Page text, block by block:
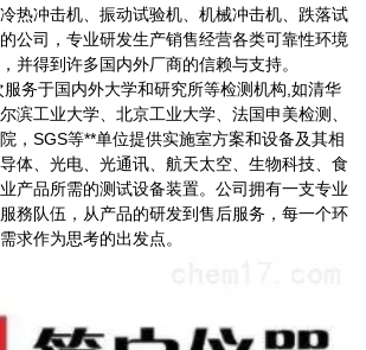
热冲击机、振动试验机、机械冲击机、跌落试
公司，专业研发生产销售经营各类可靠性环境
并得到许多国内外厂商的信赖与支持。
务于国内外大学和研究所等检测机构,如清华
滨工业大学、北京工业大学、法国申美检测、
，SGS等**单位提供实施室方案和设备及其相
体、光电、光通讯、航天太空、生物科技、食
产品所需的测试设备装置。公司拥有一支专业
務队伍，从产品的研发到售后服务，每一个环
求作为思考的出发点。